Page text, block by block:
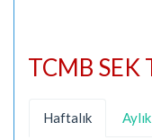
TCMB SEK
Haftalık Aylık